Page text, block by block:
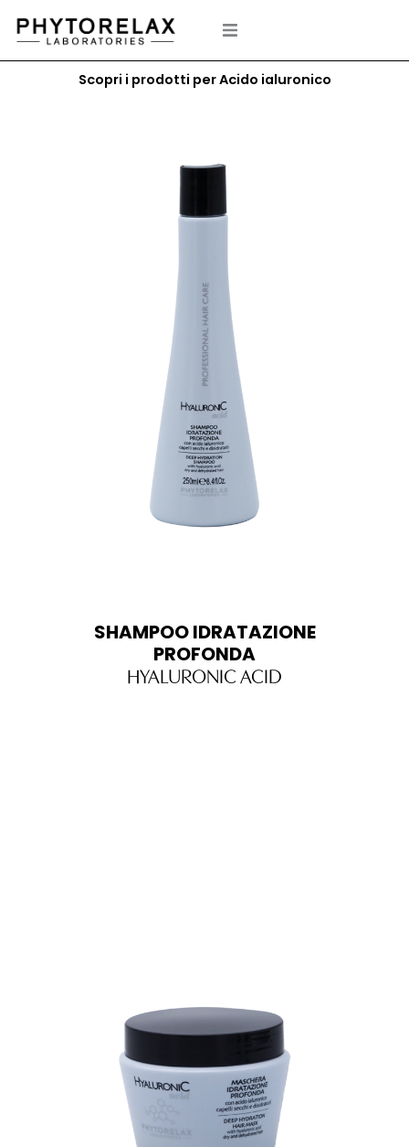
Scopri i prodotti per Acido ialuronico
SHAMPOO IDRATAZIONE
PROFONDA
HYALURONIC ACID